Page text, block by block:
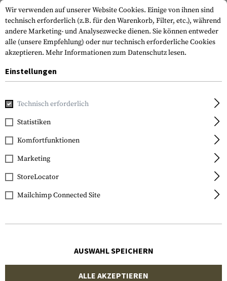
Home Ausrüstung
Cold Steel
Double Agent II
Wir verwenden auf unserer Website Cookies. Einige von ihnen sind
technisch erforderlich (z.B. für den Warenkorb, Filter, etc.), während
andere Marketing- und Analysezwecke dienen. Sie können entweder
alle (unsere Empfehlung) oder nur technisch erforderliche Cookies
akzeptieren. Mehr Informationen zum Datenschutz lesen.
Einstellungen
Technisch erforderlich
Statistiken
Komfortfunktionen
Marketing
StoreLocator
Mailchimp Connected Site
AUSWAHL SPEICHERN
ALLE AKZEPTIEREN